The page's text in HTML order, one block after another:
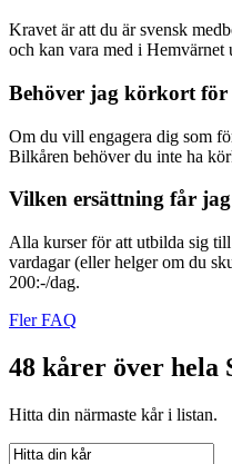
Kravet är att du är svensk
och kan vara med i
Behöver jag körkort för
Om du vill engagera dig som
Bilkåren behöver du inte ha
Vilken ersättning får
Alla kurser för att utbilda sig
vardagar (eller helger om du
200:-/dag.
Fler FAQ
48 kårer över hela
Hitta din närmaste kår i listan.